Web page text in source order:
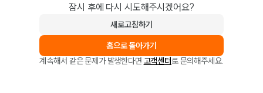
잠시 후에 다시 시도해주시겠어요?
새로고침하기
홈으로 돌아가기
계속해서 같은 문제가 발생한다면 고객센터로 문의해주세요.